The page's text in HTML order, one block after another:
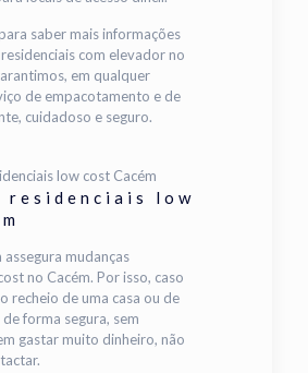
saber mais informações
com elevador no
em qualquer
de empacotamento e de
cuidadoso e seguro.
residenciais low
mudanças
no Cacém. Por isso, caso
recheio de uma casa ou de
forma segura, sem
gastar muito dinheiro, não